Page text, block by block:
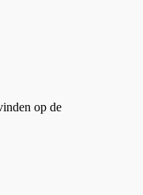
op de